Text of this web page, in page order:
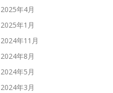
2025年4月
2025年1月
2024年11月
2024年8月
2024年5月
2024年3月